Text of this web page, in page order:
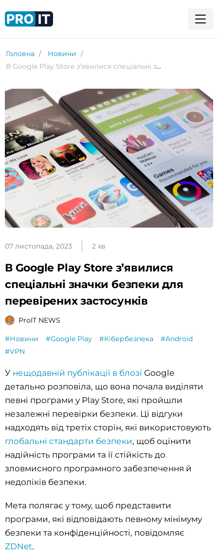
Головна
Новини
В Google Play Store зʼявилися спеціальні значки безпеки для перевірених застосунків
07 листопада, 2023 2 хв
В Google Play Store зʼявилися
спеціальні значки безпеки для
перевірених застосунків
ProIT NEWS
#Новини #Google Play #Кібербезпека
#Android
#VPN
У нещодавній публікації в блозі Google
детально розповіла, що вона почала виділяти
певні програми у Play Store, які пройшли
незалежні перевірки безпеки. Ці відгуки
надходять від третіх сторін, які використовують
глобальні стандарти безпеки, щоб оцінити
надійність програми та її стійкість до
зловмисного програмного забезпечення й
недоліків безпеки.
Мета полягає у тому, щоб представити
програми, які відповідають певному мінімуму
безпеки та конфіденційності, повідомляє
ZDNet.